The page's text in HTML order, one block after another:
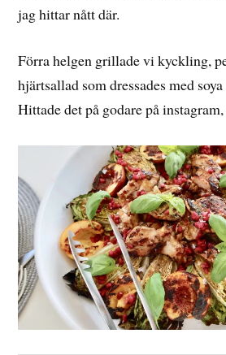
jag hittar nått där.
Förra helgen grillade vi kyckling,
hjärtsallad som dressades med
Hittade det på godare på